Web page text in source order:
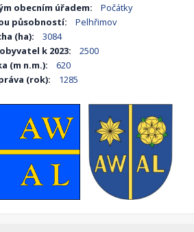
obecním úřadem:
Počátky
působností:
Pelhřimov
(ha):
3084
k 2023:
2500
(m n.m.):
620
(rok):
1285